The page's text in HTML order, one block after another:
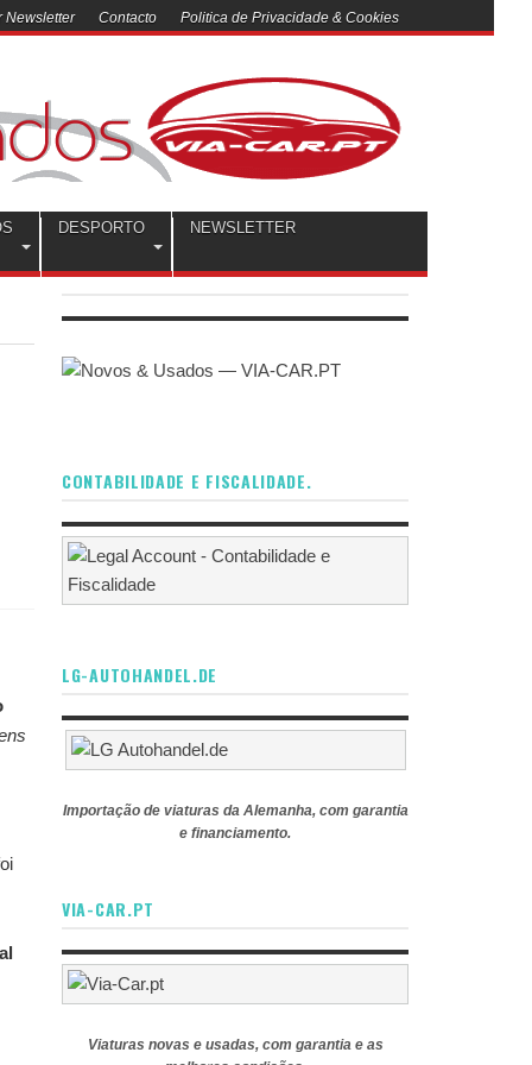
Newsletter Contacto Politica de Privacidade & Cookies
DESPORTO NEWSLETTER
CONTABILIDADE E FISCALIDADE.
LG-AUTOHANDEL.DE
Importação de viaturas da Alemanha, com garantia
e financiamento.
VIA-CAR.PT
Viaturas novas e usadas, com garantia e as